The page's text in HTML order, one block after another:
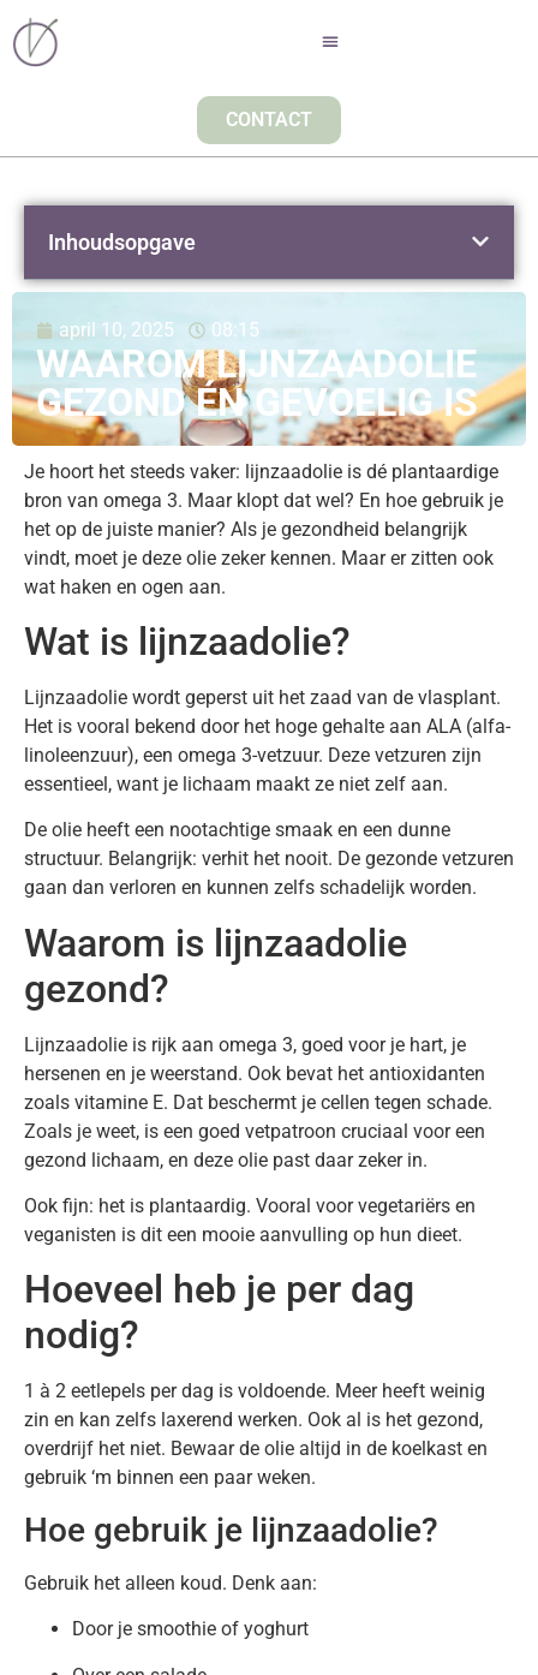
CONTACT
april 10, 2025 08:15
WAAROM LIJNZAADOLIE
GEZOND ÉN GEVOELIG IS
Je hoort het steeds vaker: lijnzaadolie is dé plantaardige
bron van omega 3. Maar klopt dat wel? En hoe gebruik je
het op de juiste manier? Als je gezondheid belangrijk
vindt, moet je deze olie zeker kennen. Maar er zitten ook
wat haken en ogen aan.
Wat is lijnzaadolie?
Lijnzaadolie wordt geperst uit het zaad van de vlasplant.
Het is vooral bekend door het hoge gehalte aan ALA (alfa-
linoleenzuur), een omega 3-vetzuur. Deze vetzuren zijn
essentieel, want je lichaam maakt ze niet zelf aan.
De olie heeft een nootachtige smaak en een dunne
structuur. Belangrijk: verhit het nooit. De gezonde vetzuren
gaan dan verloren en kunnen zelfs schadelijk worden.
Waarom is lijnzaadolie
gezond?
Lijnzaadolie is rijk aan omega 3, goed voor je hart, je
hersenen en je weerstand. Ook bevat het antioxidanten
zoals vitamine E. Dat beschermt je cellen tegen schade.
Zoals je weet, is een goed vetpatroon cruciaal voor een
gezond lichaam, en deze olie past daar zeker in.
Ook fijn: het is plantaardig. Vooral voor vegetariërs en
veganisten is dit een mooie aanvulling op hun dieet.
Hoeveel heb je per dag
nodig?
1 à 2 eetlepels per dag is voldoende. Meer heeft weinig
zin en kan zelfs laxerend werken. Ook al is het gezond,
overdrijf het niet. Bewaar de olie altijd in de koelkast en
gebruik ‘m binnen een paar weken.
Hoe gebruik je lijnzaadolie?
Gebruik het alleen koud. Denk aan:
Door je smoothie of yoghurt
Inhoudsopgave